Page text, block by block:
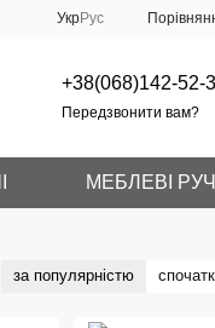
УкрРус
+38(068)142-52-
Передзвонити вам?
МЕБЛЕВІ
за популярністю